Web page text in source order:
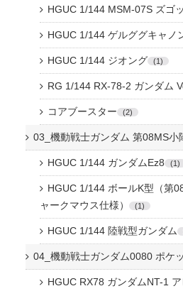
HGUC 1/144 MSM-07S ズゴ
HGUC 1/144 ゲルググキャノ
HGUC 1/144 ジオング 1
RG 1/144 RX-78-2 ガンダム
コアブースター 2
03_機動戦士ガンダム 第08MS小
HGUC 1/144 ガンダムEz8 1
HGUC 1/144 ボールK型（第
ャークマウス仕様）
1
HGUC 1/144 陸戦型ガンダム
04_機動戦士ガンダム0080 ポケ
HGUC RX78 ガンダムNT-1